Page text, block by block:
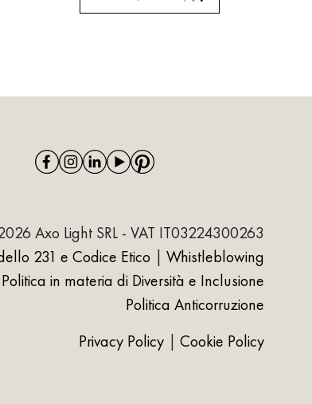
Axo Light SRL - VAT IT03224300263
231 e Codice Etico | Whistleblowing
Politica in materia di Diversità e Inclusione
Politica Anticorruzione
Privacy Policy | Cookie Policy